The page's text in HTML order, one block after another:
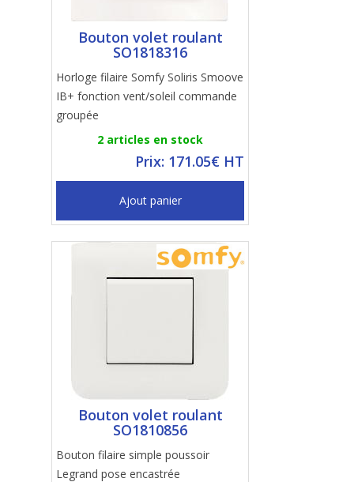
Bouton volet roulant
SO1818316
Horloge filaire Somfy Soliris Smoove
IB+ fonction vent/soleil commande
groupée
2 articles en stock
Prix: 171.05€ HT
Ajout panier
Bouton volet roulant
SO1810856
Bouton filaire simple poussoir
Legrand pose encastrée